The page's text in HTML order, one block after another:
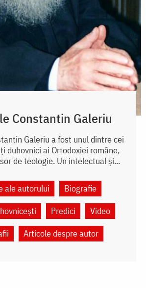
Constantin Galeriu
Galeriu a fost unul dintre cei
duhovnici ai Ortodoxiei române,
de teologie. Un intelectual și...
ale autorului
Biografie
Predici
Video
Articole despre autor